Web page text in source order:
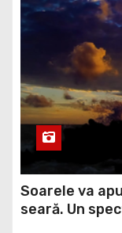
Soarele va
seară. Un
unui sat din